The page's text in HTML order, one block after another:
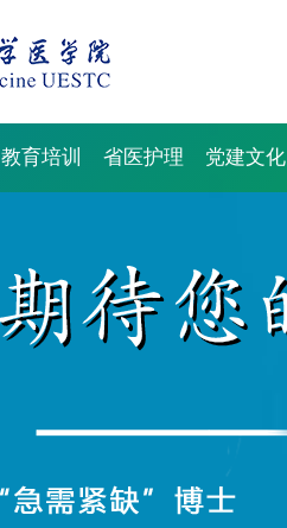
教育培训 省医护理 党建文化